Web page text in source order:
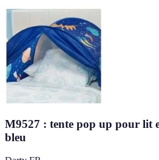
M9527 : tente pop up pour lit
bleu